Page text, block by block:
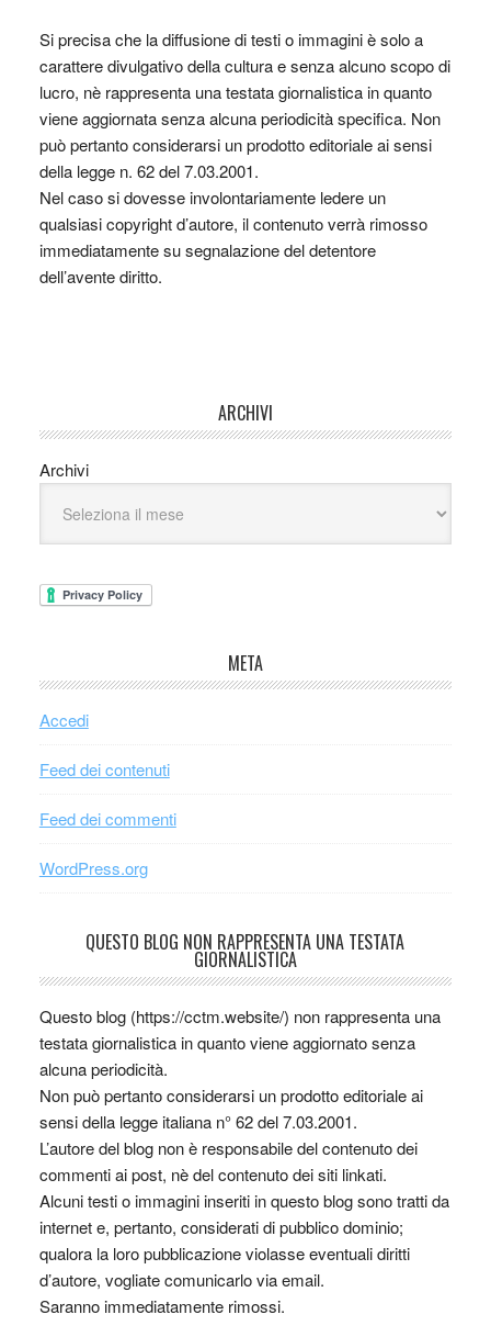
Si precisa che la diffusione di testi o immagini è solo a
carattere divulgativo della cultura e senza alcuno scopo di
lucro, nè rappresenta una testata giornalistica in quanto
viene aggiornata senza alcuna periodicità specifica. Non
può pertanto considerarsi un prodotto editoriale ai sensi
della legge n. 62 del 7.03.2001.
Nel caso si dovesse involontariamente ledere un
qualsiasi copyright d’autore, il contenuto verrà rimosso
immediatamente su segnalazione del detentore
dell’avente diritto.
ARCHIVI
Archivi
META
Accedi
Feed dei contenuti
Feed dei commenti
WordPress.org
QUESTO BLOG NON RAPPRESENTA UNA TESTATA
GIORNALISTICA
Questo blog (https://cctm.website/) non rappresenta una
testata giornalistica in quanto viene aggiornato senza
alcuna periodicità.
Non può pertanto considerarsi un prodotto editoriale ai
sensi della legge italiana n° 62 del 7.03.2001.
L’autore del blog non è responsabile del contenuto dei
commenti ai post, nè del contenuto dei siti linkati.
Alcuni testi o immagini inseriti in questo blog sono tratti da
internet e, pertanto, considerati di pubblico dominio;
qualora la loro pubblicazione violasse eventuali diritti
d’autore, vogliate comunicarlo via email.
Saranno immediatamente rimossi.